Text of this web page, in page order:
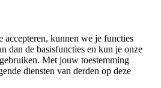
accepteren, kunnen we je functies
dan de basisfuncties en kun je onze
Met jouw toestemming
diensten van derden op deze